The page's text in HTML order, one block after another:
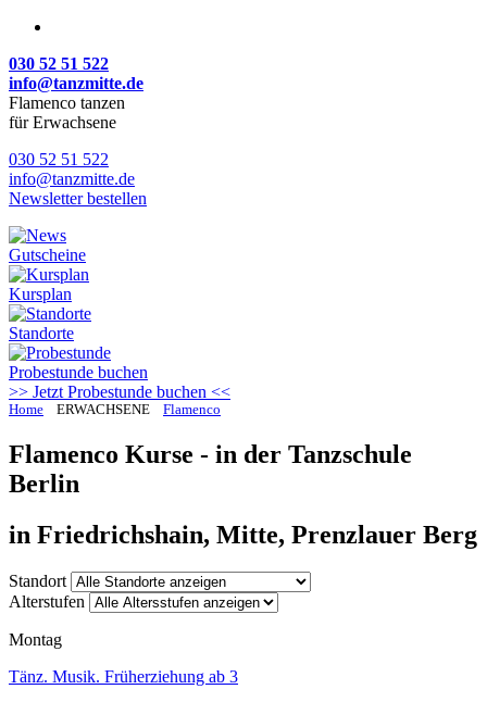
030 52 51 522
info@tanzmitte.de
Flamenco tanzen
für Erwachsene
030 52 51 522
info@tanzmitte.de
Newsletter bestellen
Gutscheine
Kursplan
Standorte
Probestunde buchen
>> Jetzt Probestunde buchen <<
Home ERWACHSENE Flamenco
Flamenco Kurse - in der Tanzschule
Berlin
in Friedrichshain, Mitte, Prenzlauer Berg
Standort
Alterstufen
Montag
Tänz. Musik. Früherziehung ab 3